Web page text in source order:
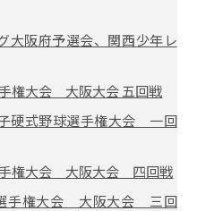
大阪府予選会、関西少年レ
権大会 大阪大会 五回戦
硬式野球選手権大会 一回
権大会 大阪大会 四回戦
手権大会 大阪大会 三回